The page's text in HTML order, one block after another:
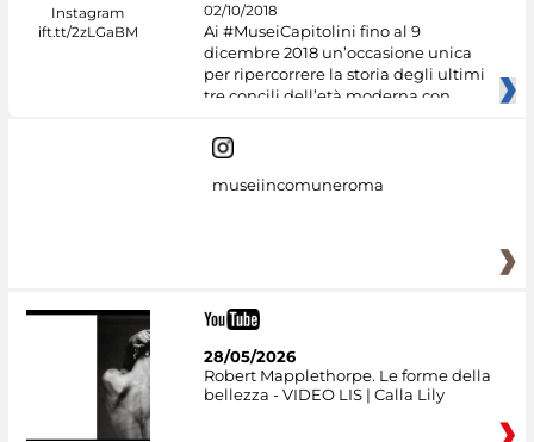
02/10/2018
Ai #MuseiCapitolini fino al 9
dicembre 2018 un’occasione unica
per ripercorrere la storia degli ultimi
tre concili dell’età moderna con
museiincomuneroma
28/05/2026
Robert Mapplethorpe. Le forme della
bellezza - VIDEO LIS | Calla Lily